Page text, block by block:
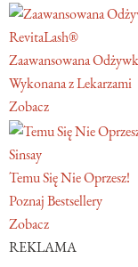
RevitaLash®
Zaawansowana
Wykonana z Lekarzami
Zobacz
Sinsay
Temu Się Nie Oprzesz!
Poznaj Bestsellery
Zobacz
REKLAMA